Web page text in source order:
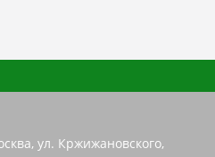
ул. Кржижановского,